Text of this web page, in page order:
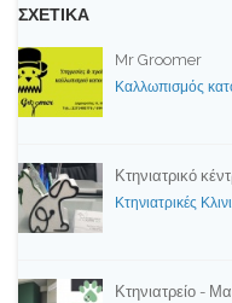
ΣΧΕΤΙΚΑ
Mr Groomer
Καλλωπισμός
Κτηνιατρικό
Κτηνιατρικές
Κτηνιατρείο -